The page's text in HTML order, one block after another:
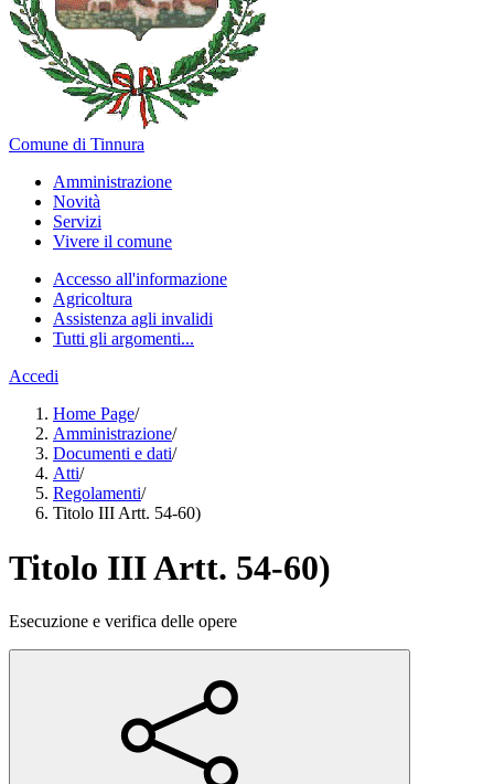
Comune di Tinnura
Amministrazione
Novità
Servizi
Vivere il comune
Accesso all'informazione
Agricoltura
Assistenza agli invalidi
Tutti gli argomenti...
Accedi
Home Page/
Amministrazione/
Documenti e dati/
Atti/
Regolamenti/
Titolo III Artt. 54-60)
Titolo III Artt. 54-60)
Esecuzione e verifica delle opere